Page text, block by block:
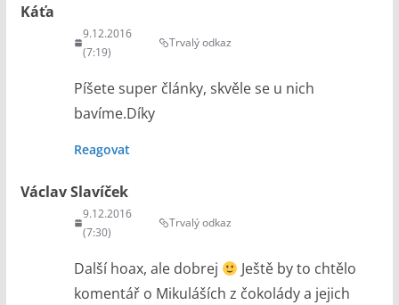
Káťa
9.12.2016
(7:19)
Trvalý odkaz
Píšete super články, skvěle se u nich
bavíme.Díky
Reagovat
Václav Slavíček
9.12.2016
(7:30)
Trvalý odkaz
Další hoax, ale dobrej
Ještě by to chtělo
komentář o Mikuláších z čokolády a jejich